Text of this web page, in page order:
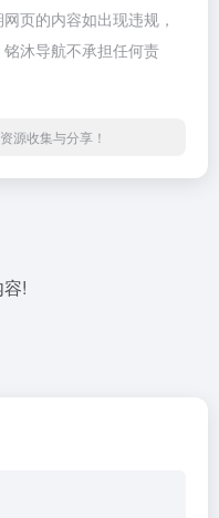
页的内容如出现违规，
沐导航不承担任何责
源收集与分享！
!